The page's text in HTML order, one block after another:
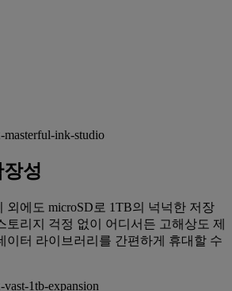
성
외에도 microSD로 1TB의 넉넉한 저장
토리지 걱정 없이 어디서든 고해상도 제
이터 라이브러리를 간편하게 휴대할 수